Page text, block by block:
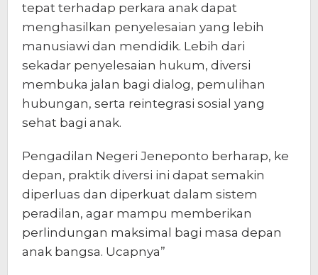
tepat terhadap perkara anak dapat
menghasilkan penyelesaian yang lebih
manusiawi dan mendidik. Lebih dari
sekadar penyelesaian hukum, diversi
membuka jalan bagi dialog, pemulihan
hubungan, serta reintegrasi sosial yang
sehat bagi anak.
Pengadilan Negeri Jeneponto berharap, ke
depan, praktik diversi ini dapat semakin
diperluas dan diperkuat dalam sistem
peradilan, agar mampu memberikan
perlindungan maksimal bagi masa depan
anak bangsa. Ucapnya”